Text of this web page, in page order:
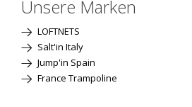
Unsere Marken
LOFTNETS
Salt'in Italy
Jump'in Spain
France Trampoline